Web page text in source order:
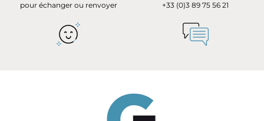
pour échanger ou renvoyer
+33 (0)3 89 75 56 21